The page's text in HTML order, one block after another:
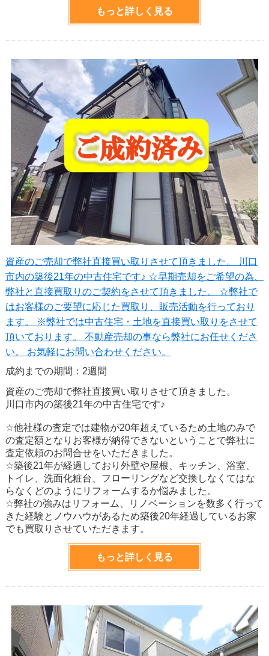
もっと詳しく見る
資産のご売却で弊社直接買い取りさせて頂きました。 川口
市内の築後21年の中古住宅です♪ ☆早期売却をご希望の為、
弊社と直接買取りのご契約をさせて頂きました。 ☆弊社で
はお客様のご要望に応じた買取り、販売活動を行っており
ます。 ※弊社では中古住宅・土地を直接買い取りをさせて
頂いております。 不動産売却の事なら弊社にお任せくださ
い。 お気軽にお問い合わせください。
成約までの期間：2週間
資産のご売却で弊社直接買い取りさせて頂きました。
川口市内の築後21年の中古住宅です♪
☆他社様の査定では建物が20年超えているため土地のみで
の査定額となりお客様が納得できないということで弊社に
査定依頼のお問合せをいただきました。
☆築後21年が経過しており外壁や屋根、キッチン、浴室、
トイレ、洗面化粧台、フローリングなど交換しなくてはな
らなくどのようにリフォームするか悩みました。
☆弊社の強みはリフォーム、リノベーションを数多く行って
きた経験とノウハウがあるため築後20年経過しているお家
でも買取りさせていただきます。
もっと詳しく見る